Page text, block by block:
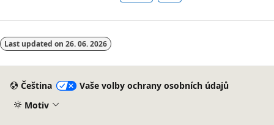
Last updated on 26. 06. 2026
Čeština
Vaše volby ochrany osobních údajů
Motiv